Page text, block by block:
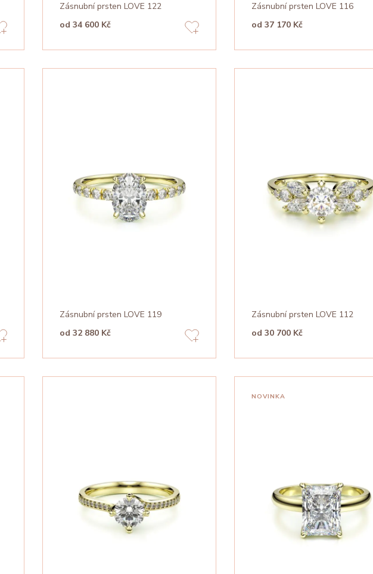
Zásnubní prsten LOVE 122
od 34 600 Kč
Zásnubní prsten LOVE 116
od 37 170 Kč
Zásnubní prsten LOVE 119
od 32 880 Kč
Zásnubní prsten LOVE 112
od 30 700 Kč
NOVINKA